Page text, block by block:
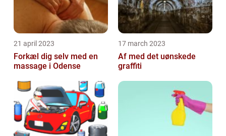
21 april 2023
Forkæl dig selv med en
massage i Odense
17 march 2023
Af med det uønskede
graffiti